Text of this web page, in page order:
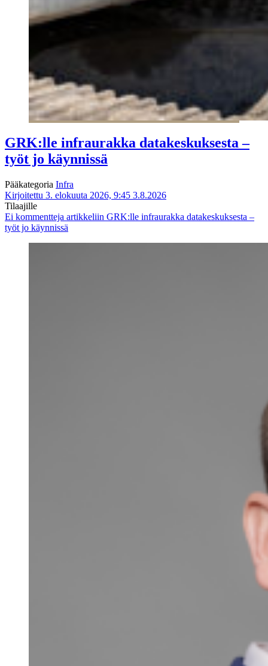
GRK:lle infraurakka datakeskuksesta –
työt jo käynnissä
Pääkategoria Infra
Kirjoitettu 3. elokuuta 2026, 9:45 3.8.2026
Tilaajille
Ei kommentteja artikkeliin GRK:lle infraurakka datakeskuksesta –
työt jo käynnissä